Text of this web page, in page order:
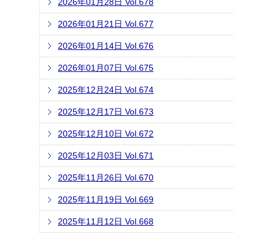
2026年01月21日 Vol.677
2026年01月14日 Vol.676
2026年01月07日 Vol.675
2025年12月24日 Vol.674
2025年12月17日 Vol.673
2025年12月10日 Vol.672
2025年12月03日 Vol.671
2025年11月26日 Vol.670
2025年11月19日 Vol.669
2025年11月12日 Vol.668